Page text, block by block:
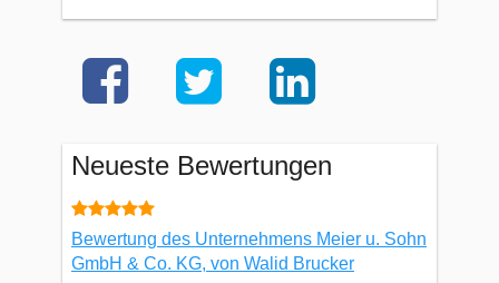
Neueste Bewertungen
Bewertung des Unternehmens Meier u. Sohn
GmbH & Co. KG, von Walid Brucker